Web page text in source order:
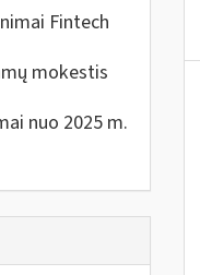
Fintech
mokestis
nuo 2025 m.